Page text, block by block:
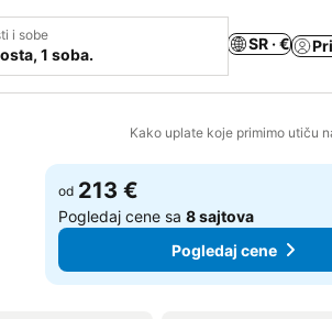
i sobe
1 soba.
SR · €
Kako uplate koje primimo utiču
Dodati u favorite
od 213 €
Pogledaj cene sa8 sajtova
Pogledaj cene